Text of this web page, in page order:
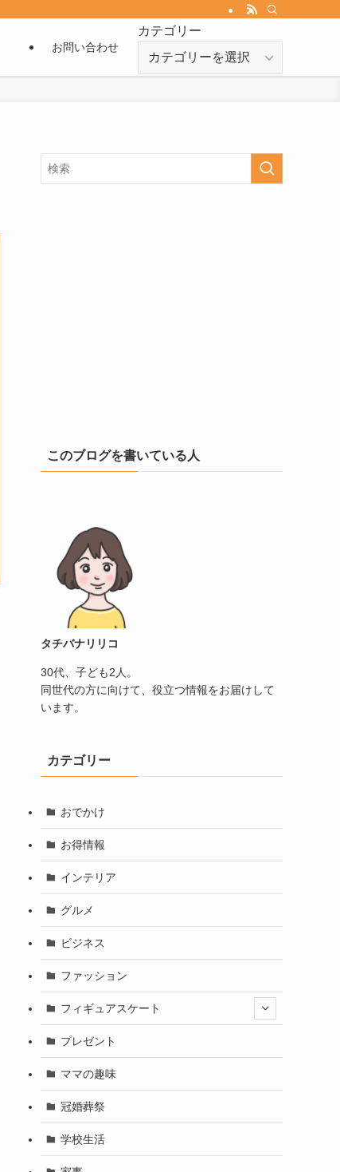
お問い合わせ
カテゴリー
このブログを書いている人
タチバナリリコ
30代、子ども2人。
同世代の方に向けて、役立つ情報をお届けして
います。
カテゴリー
おでかけ
お得情報
インテリア
グルメ
ビジネス
ファッション
フィギュアスケート
プレゼント
ママの趣味
冠婚葬祭
学校生活